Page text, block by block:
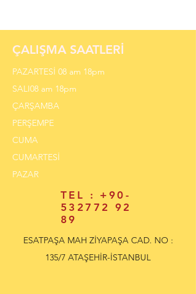
ÇALIŞMA SAATLERİ
PAZARTESİ 08 am 18pm
SALI08 am 18pm
ÇARŞAMBA
PERŞEMPE
CUMA
CUMARTESİ
PAZAR
TEL : +90-
532772 92
89
ESATPAŞA MAH ZİYAPAŞA CAD. NO :
135/7 ATAŞEHİR-İSTANBUL